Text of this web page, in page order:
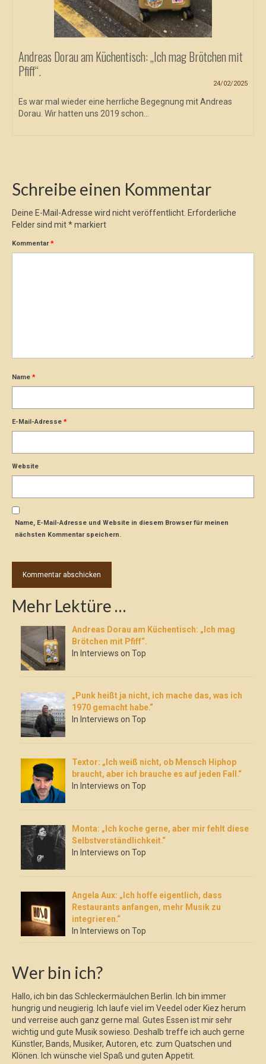
Andreas Dorau am Küchentisch: „Ich mag Brötchen mit
Pfiff“.
24/02/2025
Es war mal wieder eine herrliche Begegnung mit Andreas
Dorau. Wir hatten uns 2019 schon...
Schreibe einen Kommentar
Deine E-Mail-Adresse wird nicht veröffentlicht. Erforderliche
Felder sind mit*markiert
Kommentar*
Name *
E-Mail-Adresse *
Website
Name, E-Mail-Adresse und Website in diesem Browser für meinen
nächsten Kommentar speichern.
Mehr Lektüre …
Andreas Dorau am Küchentisch: „Ich mag
Brötchen mit Pfiff“.
In Interviews on Top
„Punk heißt ja nicht, ich mache das, was ich
1970 gemacht habe.“
In Interviews on Top
Textor: „Ich weiß nicht, ob Mensch Hiphop
braucht, aber ich brauche es auf jeden Fall.“
In Interviews on Top
Monta: „Ich koche gerne, aber mir fehlt diese
Selbstverständlichkeit.“
In Interviews on Top
Angela Aux: „Ich hoffe eigentlich, dass
Restaurants anfangen, mehr Musik zu
integrieren.“
In Interviews on Top
Wer bin ich?
Hallo, ich bin das Schleckermäulchen Berlin. Ich bin immer
hungrig und neugierig. Ich laufe viel im Veedel oder Kiez herum
und verreise auch ganz gerne mal. Gutes Essen ist mir sehr
wichtig und gute Musik sowieso. Deshalb treffe ich auch gerne
Künstler, Bands, Musiker, Autoren, etc. zum Quatschen und
Klönen. Ich wünsche viel Spaß und guten Appetit.